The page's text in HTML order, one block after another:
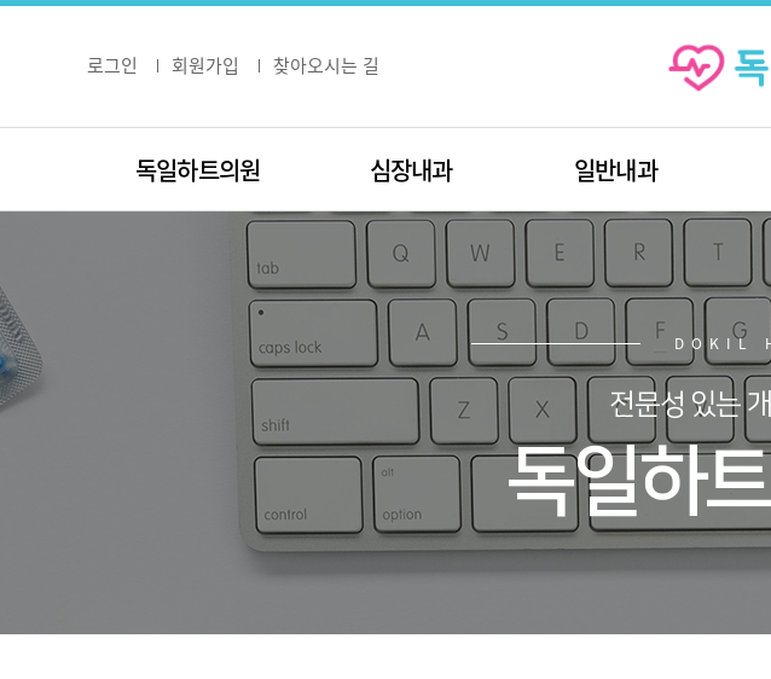
로그인 회원가입 찾아오시는 길
독일하트의원 심장내과 일반내과
DOKIL
전문성 있는
독일하